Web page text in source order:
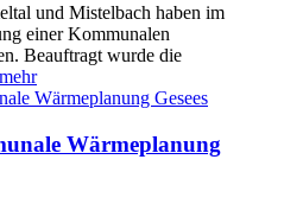
und Mistelbach haben im
einer Kommunalen
Beauftragt wurde die
Wärmeplanung